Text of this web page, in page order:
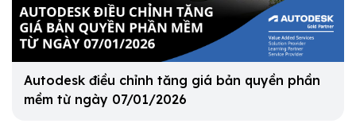
Autodesk điều chỉnh tăng giá bản quyền phần
mềm từ ngày 07/01/2026